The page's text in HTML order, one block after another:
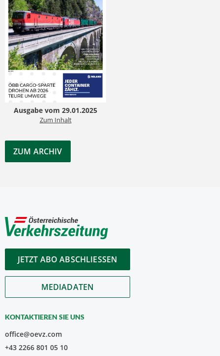
Ausgabe vom 29.01.2025
Zum Inhalt
ZUM ARCHIV
JETZT ABO ABSCHLIESSEN
MEDIADATEN
KONTAKTIEREN SIE UNS
office@oevz.com
+43 2266 801 05 10